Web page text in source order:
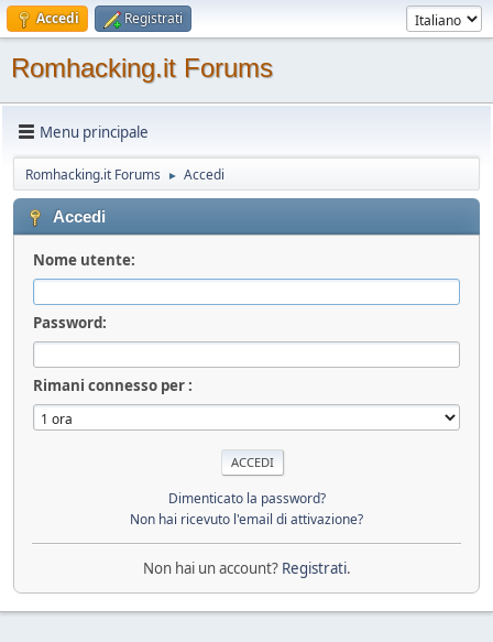
Accedi Registrati
Romhacking.it Forums
Menu principale
Romhacking.it Forums ► Accedi
Accedi
Nome utente:
Password:
Rimani connesso per :
Dimenticato la password?
Non hai ricevuto l'email di attivazione?
Non hai un account? Registrati.